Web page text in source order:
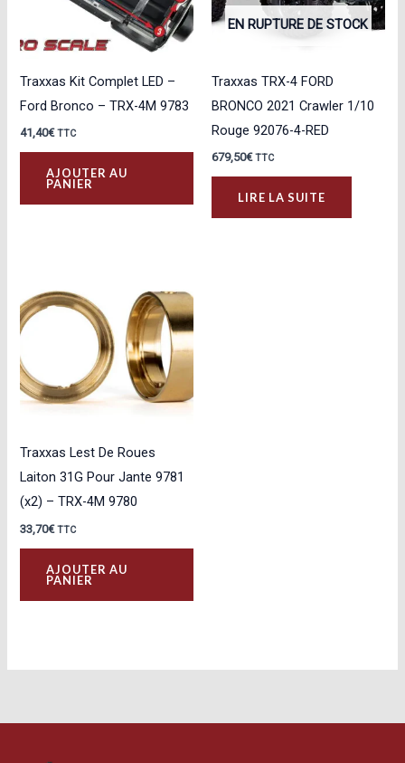
Traxxas Kit Complet LED –
Ford Bronco – TRX-4M 9783
41,40€ TTC
AJOUTER AU
PANIER
EN RUPTURE DE STOCK
Traxxas TRX-4 FORD
BRONCO 2021 Crawler 1/10
Rouge 92076-4-RED
679,50€ TTC
LIRE LA SUITE
Traxxas Lest De Roues
Laiton 31G Pour Jante 9781
(x2) – TRX-4M 9780
33,70€ TTC
AJOUTER AU
PANIER